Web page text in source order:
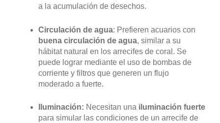
a la acumulación de desechos.
Circulación de agua: Prefieren acuarios con
buena circulación de agua, similar a su
hábitat natural en los arrecifes de coral. Se
puede lograr mediante el uso de bombas de
corriente y filtros que generen un flujo
moderado a fuerte.
Iluminación: Necesitan una iluminación fuerte
para simular las condiciones de un arrecife de